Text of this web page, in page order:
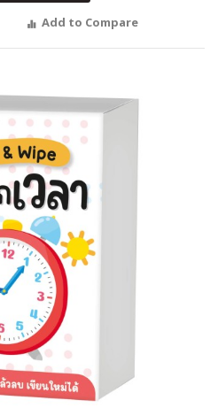
Add to Compare